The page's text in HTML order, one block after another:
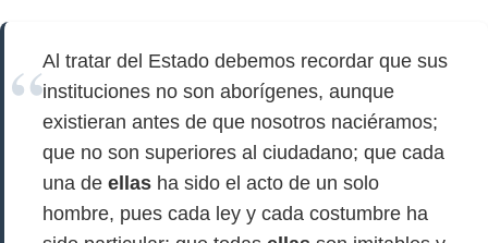
Al tratar del Estado debemos recordar que sus
instituciones no son aborígenes, aunque
existieran antes de que nosotros naciéramos;
que no son superiores al ciudadano; que cada
una de ellas ha sido el acto de un solo
hombre, pues cada ley y cada costumbre ha